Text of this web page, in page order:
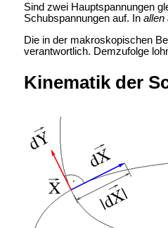
Sind zwei Hauptspannungen
Schubspannungen auf. In allen
Die in der makroskopischen
verantwortlich. Demzufolge
Kinematik der